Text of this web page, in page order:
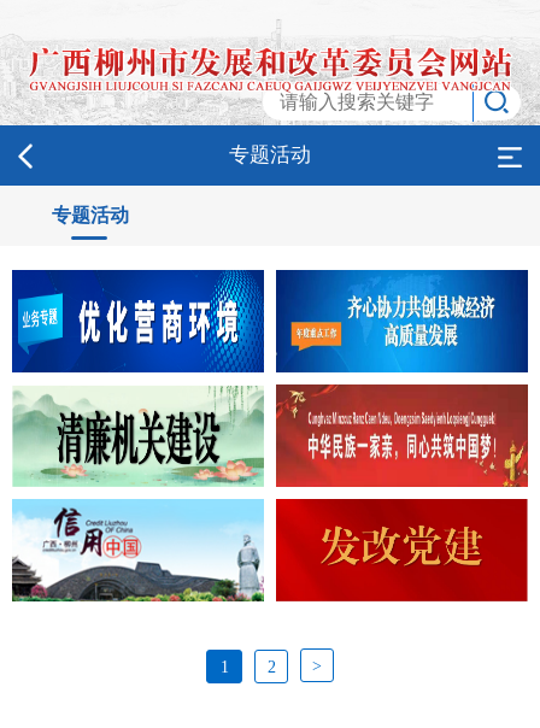
专题活动
专题活动
1 2 >